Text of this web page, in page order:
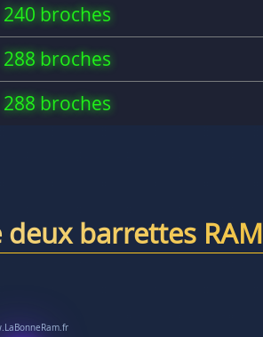
240 broches
288 broches
288 broches
barrettes RAM